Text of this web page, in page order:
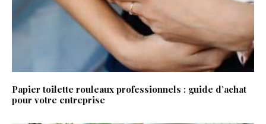
Papier toilette rouleaux professionnels : guide d’achat
pour votre entreprise